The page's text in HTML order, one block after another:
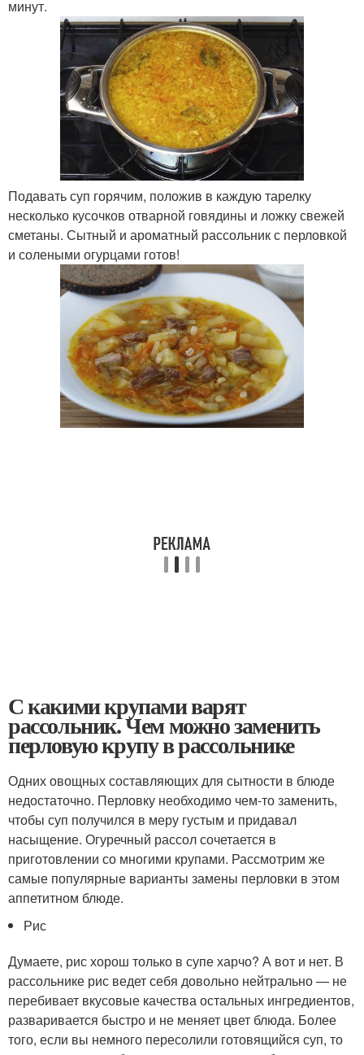
минут.
Подавать суп горячим, положив в каждую тарелку
несколько кусочков отварной говядины и ложку свежей
сметаны. Сытный и ароматный рассольник с перловкой
и солеными огурцами готов!
С какими крупами варят
рассольник. Чем можно заменить
перловую крупу в рассольнике
Одних овощных составляющих для сытности в блюде
недостаточно. Перловку необходимо чем-то заменить,
чтобы суп получился в меру густым и придавал
насыщение. Огуречный рассол сочетается в
приготовлении со многими крупами. Рассмотрим же
самые популярные варианты замены перловки в этом
аппетитном блюде.
Рис
Думаете, рис хорош только в супе харчо? А вот и нет. В
рассольнике рис ведет себя довольно нейтрально — не
перебивает вкусовые качества остальных ингредиентов,
разваривается быстро и не меняет цвет блюда. Более
того, если вы немного пересолили готовящийся суп, то